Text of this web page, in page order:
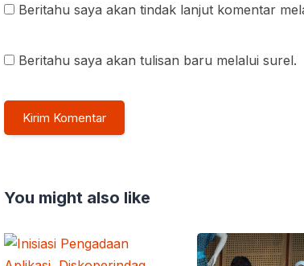
Beritahu saya akan tindak lanjut komentar
Beritahu saya akan tulisan baru melalui surel.
You might also like